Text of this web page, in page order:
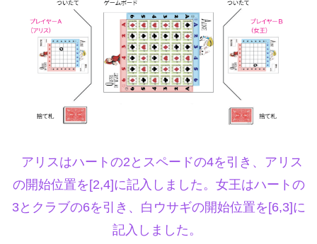
アリスはハートの2とスペードの4を引き、アリス
の開始位置を[2,4]に記入しました。女王はハートの
3とクラブの6を引き、白ウサギの開始位置を[6,3]に
記入しました。